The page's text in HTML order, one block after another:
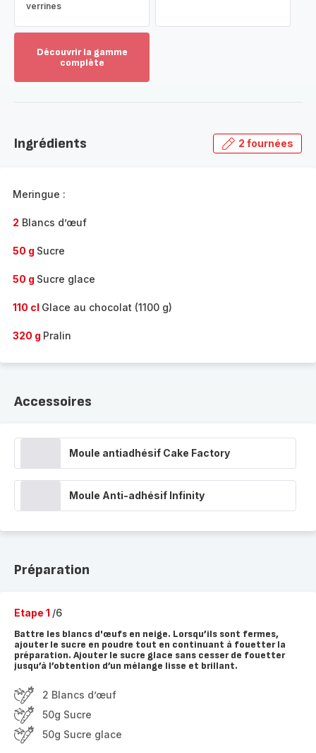
verrines
Découvrir la gamme
complète
gamme
Ingrédients 2 fournées
Meringue :
2 Blancs d’œuf
50 g Sucre
50 g Sucre glace
110 cl Glace au chocolat (1100 g)
320 g Pralin
Accessoires
Moule antiadhésif Cake Factory
Moule Anti-adhésif Infinity
Préparation
Etape 1 /6
Battre les blancs d'œufs en neige. Lorsqu’ils sont fermes,
ajouter le sucre en poudre tout en continuant à fouetter la
préparation. Ajouter le sucre glace sans cesser de fouetter
jusqu’à l’obtention d’un mélange lisse et brillant.
2 Blancs d’œuf
50g Sucre
50g Sucre glace